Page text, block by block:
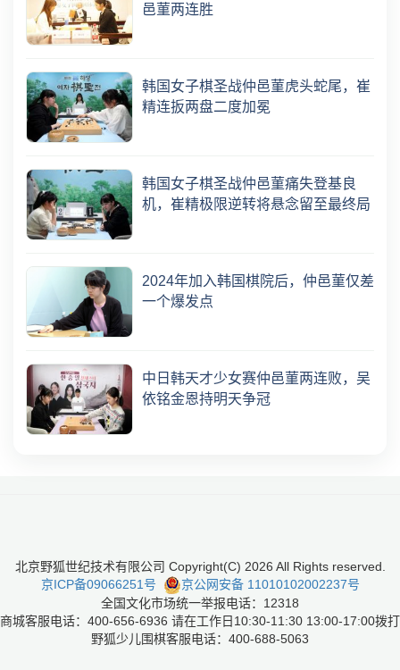
邑菫两连胜
韩国女子棋圣战仲邑菫虎头蛇尾，崔
精连扳两盘二度加冕
韩国女子棋圣战仲邑菫痛失登基良
机，崔精极限逆转将悬念留至最终局
2024年加入韩国棋院后，仲邑菫仅差
一个爆发点
中日韩天才少女赛仲邑菫两连败，吴
依铭金恩持明天争冠
北京野狐世纪技术有限公司 Copyright(C) 2026 All Rights reserved.
京ICP备09066251号
京公网安备 11010102002237号
全国文化市场统一举报电话：12318
商城客服电话：400-656-6936 请在工作日10:30-11:30 13:00-17:00拨打
野狐少儿围棋客服电话：400-688-5063